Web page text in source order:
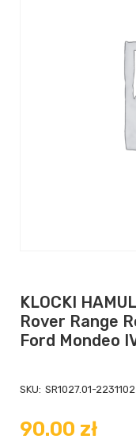
KLOCKI
Rover Range
Ford Mondeo
SKU: SR1027.01-2231102
90.00 zł